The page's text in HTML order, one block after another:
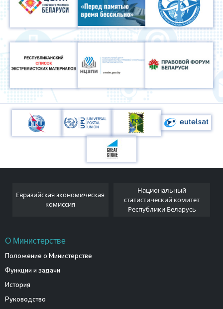
Евразийская экономическая
комиссия
Национальный
статистический комитет
Республики Беларусь
О Министерстве
Положение о Министерстве
Функции и задачи
История
Руководство